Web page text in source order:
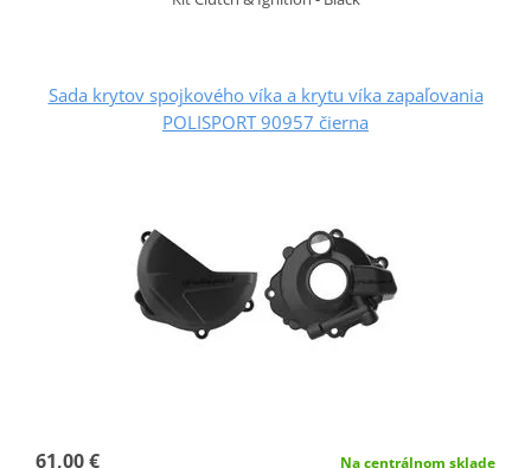
Sada krytov spojkového víka a krytu víka zapaľovania
POLISPORT 90957 čierna
61,00 € Na centrálnom sklade